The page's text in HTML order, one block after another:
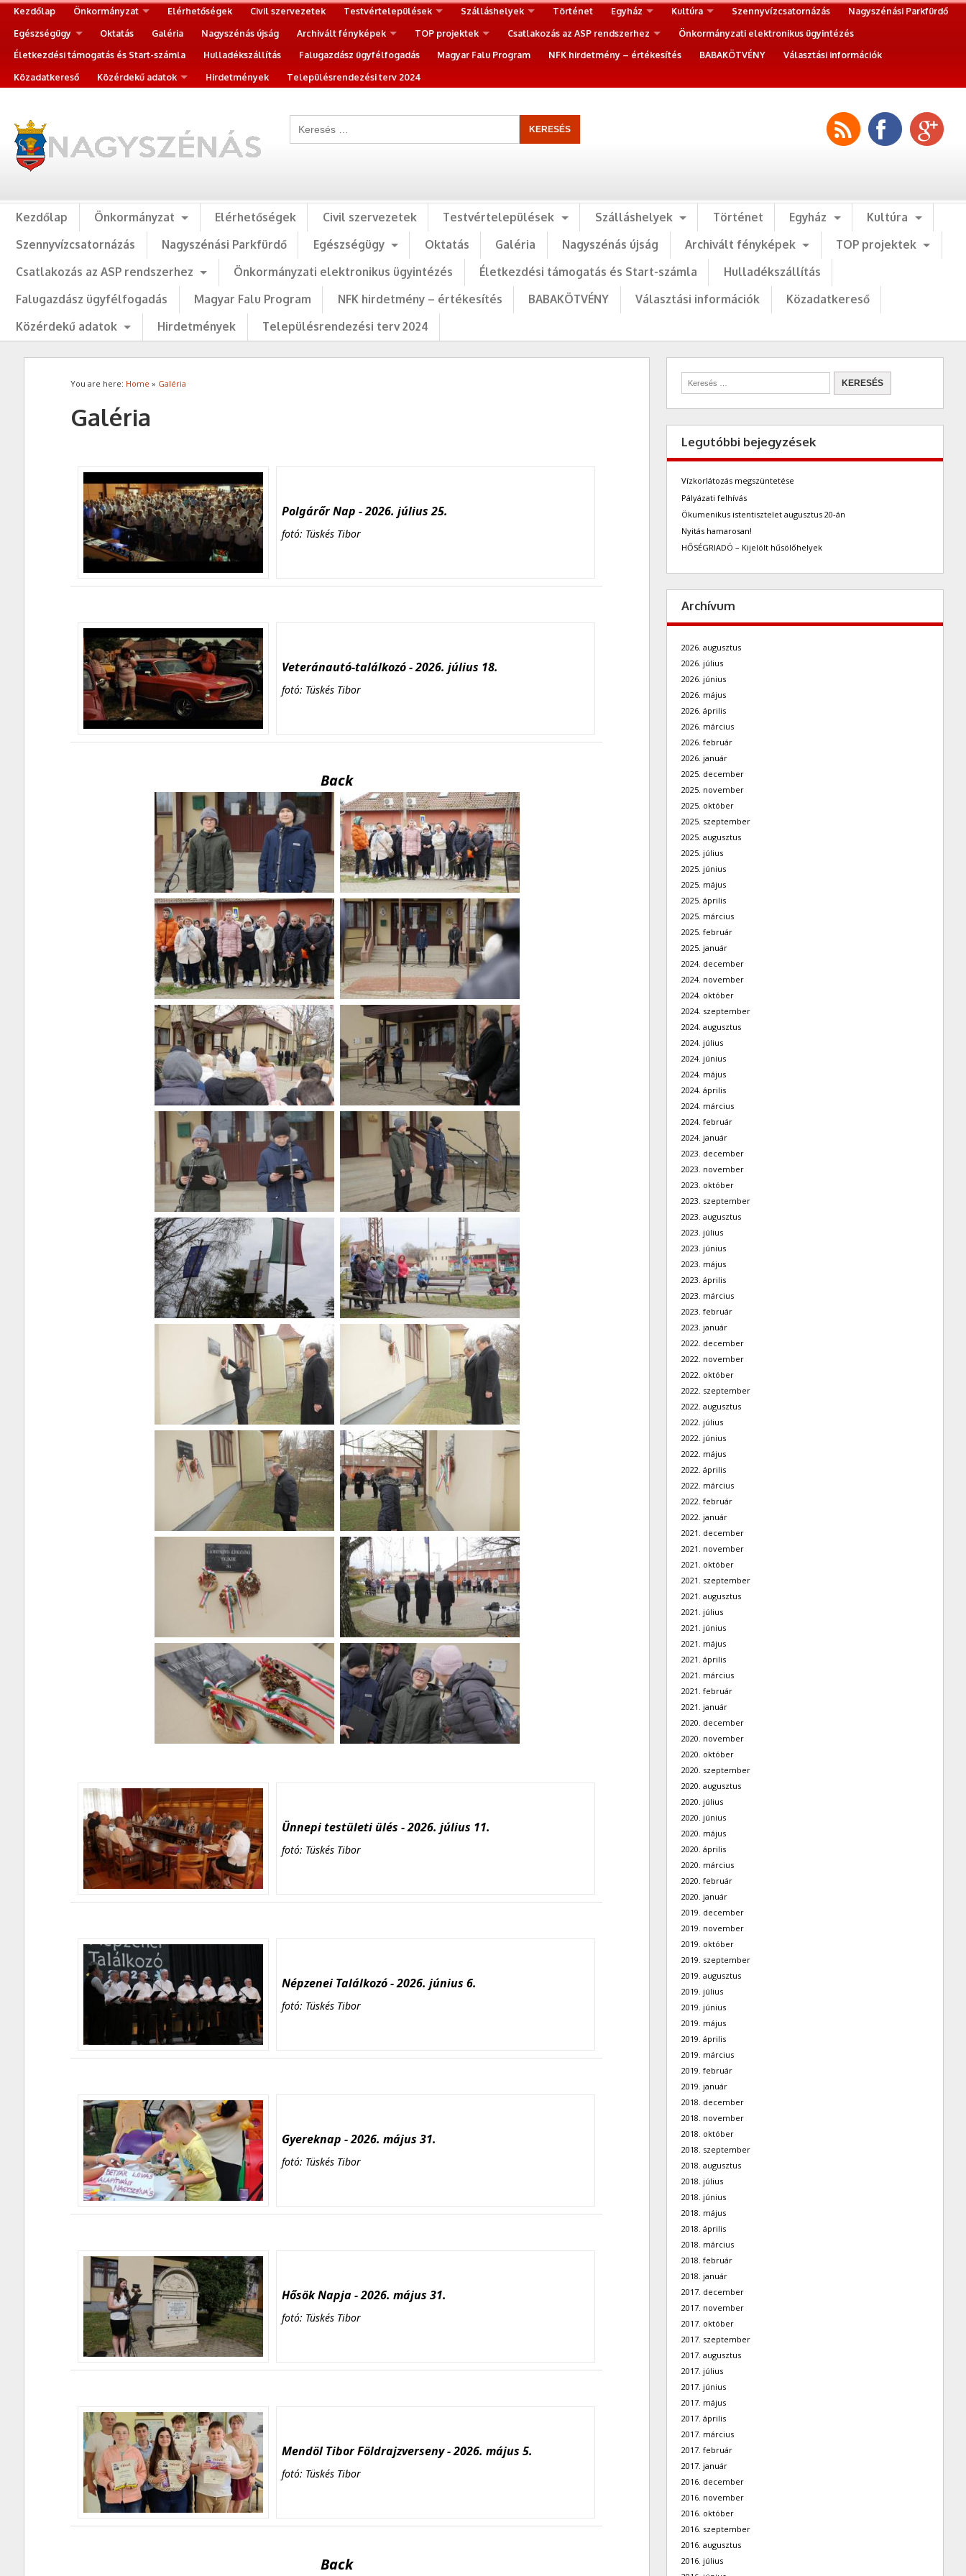
Kezdőlap Önkormányzat Elérhetőségek Civil szervezetek Testvértelepülések Szálláshelyek Történet Egyház Kultúra Szennyvízcsatornázás
Nagyszénási Parkfürdő
Egészségügy
Oktatás Galéria Nagyszénás újság Archivált fényképek TOP projektek Csatlakozás az ASP rendszerhez
Önkormányzati elektronikus ügyintézés
Életkezdési támogatás és Start-számla
Hulladékszállítás Falugazdász ügyfélfogadás Magyar Falu Program NFK hirdetmény – értékesítés BABAKÖTVÉNY
Választási információk
Közadatkereső
Közérdekű adatok Hirdetmények Településrendezési terv 2024
Kezdőlap Önkormányzat Elérhetőségek Civil szervezetek Testvértelepülések Szálláshelyek Történet Egyház
Kultúra
Szennyvízcsatornázás
Nagyszénási Parkfürdő Egészségügy Oktatás Galéria Nagyszénás újság Archivált fényképek
TOP projektek
Csatlakozás az ASP rendszerhez
Önkormányzati elektronikus ügyintézés Életkezdési támogatás és Start-számla
Hulladékszállítás
Falugazdász ügyfélfogadás
Magyar Falu Program NFK hirdetmény – értékesítés BABAKÖTVÉNY Választási információk
Közadatkereső
Közérdekű adatok
Hirdetmények Településrendezési terv 2024
You are here: Home » Galéria
Galéria
Polgárőr Nap - 2026. július 25.
fotó: Tüskés Tibor
Veteránautó-találkozó - 2026. július 18.
fotó: Tüskés Tibor
Back
Ünnepi testületi ülés - 2026. július 11.
fotó: Tüskés Tibor
Népzenei Találkozó - 2026. június 6.
fotó: Tüskés Tibor
Gyereknap - 2026. május 31.
fotó: Tüskés Tibor
Hősök Napja - 2026. május 31.
fotó: Tüskés Tibor
Mendöl Tibor Földrajzverseny - 2026. május 5.
fotó: Tüskés Tibor
Back
Legutóbbi bejegyzések
Vízkorlátozás megszüntetése
Pályázati felhívás
Ökumenikus istentisztelet augusztus 20-án
Nyitás hamarosan!
HŐSÉGRIADÓ – Kijelölt hűsölőhelyek
Archívum
2026. augusztus
2026. július
2026. június
2026. május
2026. április
2026. március
2026. február
2026. január
2025. december
2025. november
2025. október
2025. szeptember
2025. augusztus
2025. július
2025. június
2025. május
2025. április
2025. március
2025. február
2025. január
2024. december
2024. november
2024. október
2024. szeptember
2024. augusztus
2024. július
2024. június
2024. május
2024. április
2024. március
2024. február
2024. január
2023. december
2023. november
2023. október
2023. szeptember
2023. augusztus
2023. július
2023. június
2023. május
2023. április
2023. március
2023. február
2023. január
2022. december
2022. november
2022. október
2022. szeptember
2022. augusztus
2022. július
2022. június
2022. május
2022. április
2022. március
2022. február
2022. január
2021. december
2021. november
2021. október
2021. szeptember
2021. augusztus
2021. július
2021. június
2021. május
2021. április
2021. március
2021. február
2021. január
2020. december
2020. november
2020. október
2020. szeptember
2020. augusztus
2020. július
2020. június
2020. május
2020. április
2020. március
2020. február
2020. január
2019. december
2019. november
2019. október
2019. szeptember
2019. augusztus
2019. július
2019. június
2019. május
2019. április
2019. március
2019. február
2019. január
2018. december
2018. november
2018. október
2018. szeptember
2018. augusztus
2018. július
2018. június
2018. május
2018. április
2018. március
2018. február
2018. január
2017. december
2017. november
2017. október
2017. szeptember
2017. augusztus
2017. július
2017. június
2017. május
2017. április
2017. március
2017. február
2017. január
2016. december
2016. november
2016. október
2016. szeptember
2016. augusztus
2016. július